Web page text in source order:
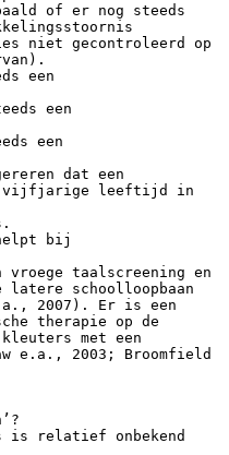
of er nog steeds
niet gecontroleerd op
een
een
een
dat een
vijfjarige leeftijd in
bij
taalscreening en
schoolloopbaan
2007). Er is een
therapie op de
met een
e.a., 2003; Broomfield
is relatief onbekend